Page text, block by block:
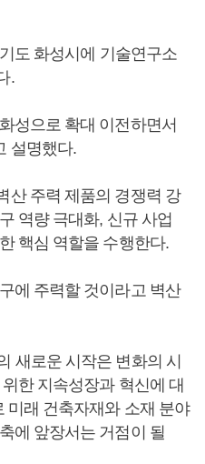
도 화성시에 기술연구소
.
성으로 확대 이전하면서
설명했다.
산 주력 제품의 경쟁력 강
역량 극대화, 신규 사업
핵심 역할을 수행한다.
에 주력할 것이라고 벽산
새로운 시작은 변화의 시
한 지속성장과 혁신에 대
미래 건축자재와 소재 분야
에 앞장서는 거점이 될